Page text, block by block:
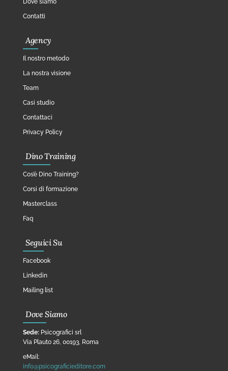
Dove siamo
Contatti
Agency
Il nostro metodo
La nostra visione
Team
Casi studio
Contattaci
Privacy Policy
Dino Training
Cos’è Dino Training?
Corsi di formazione
Masterclass
Faq
Seguici Su
Facebook
Linkedin
Mailing list
Dove Siamo
Sede: Psicografici srl
Via Plauto 26, 00193, Roma
eMail:
info@psicograficieditore.com